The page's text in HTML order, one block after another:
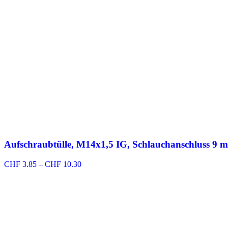
Aufschraubtülle, M14x1,5 IG, Schlauchanschluss 9
CHF 3.85 – CHF 10.30Preisspanne: